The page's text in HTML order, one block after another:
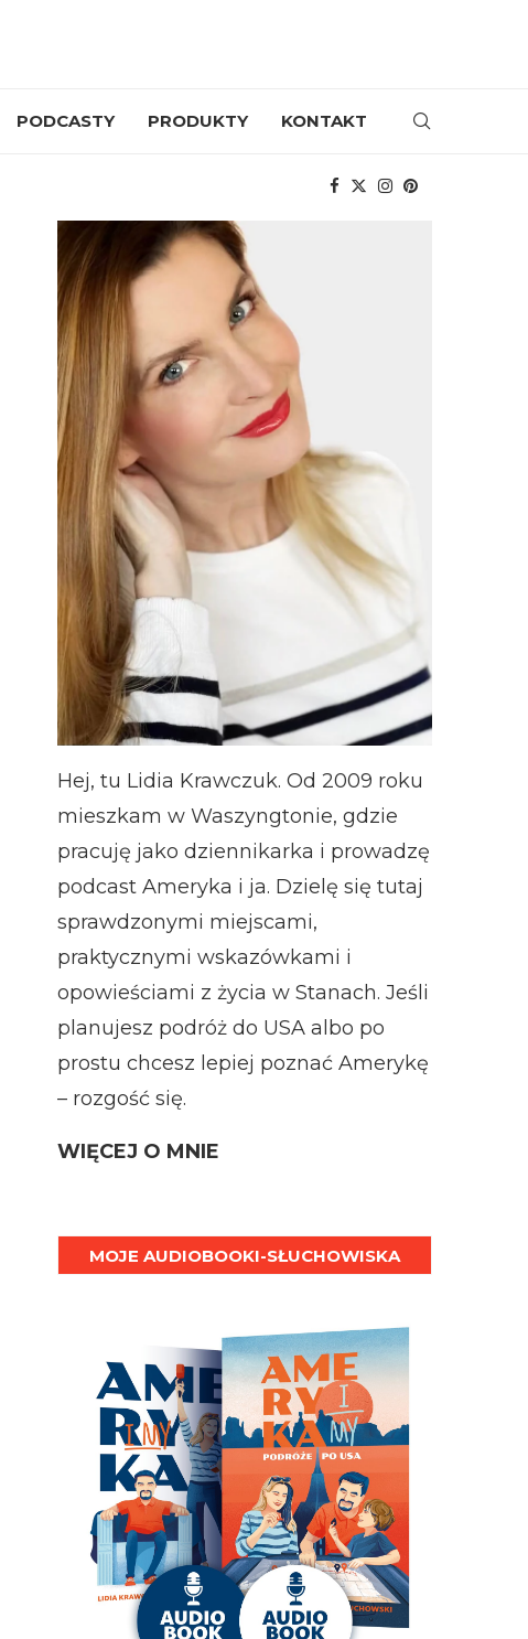
PODCASTY PRODUKTY KONTAKT
Hej, tu Lidia Krawczuk. Od 2009 roku
mieszkam w Waszyngtonie, gdzie
pracuję jako dziennikarka i prowadzę
podcast Ameryka i ja. Dzielę się tutaj
sprawdzonymi miejscami,
praktycznymi wskazówkami i
opowieściami z życia w Stanach. Jeśli
planujesz podróż do USA albo po
prostu chcesz lepiej poznać Amerykę
– rozgość się.
WIĘCEJ O MNIE
MOJE AUDIOBOOKI-SŁUCHOWISKA